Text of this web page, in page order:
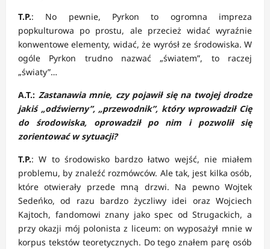
T.P.: No pewnie, Pyrkon to ogromna impreza
popkulturowa po prostu, ale przecież widać wyraźnie
konwentowe elementy, widać, że wyrósł ze środowiska. W
ogóle Pyrkon trudno nazwać „światem”, to raczej
„światy”…
A.T.: Zastanawia mnie, czy pojawił się na twojej drodze
jakiś „odźwierny”, „przewodnik”, który wprowadził Cię
do środowiska, oprowadził po nim i pozwolił się
zorientować w sytuacji?
T.P.: W to środowisko bardzo łatwo wejść, nie miałem
problemu, by znaleźć rozmówców. Ale tak, jest kilka osób,
które otwierały przede mną drzwi. Na pewno Wojtek
Sedeńko, od razu bardzo życzliwy idei oraz Wojciech
Kajtoch, fandomowi znany jako spec od Strugackich, a
przy okazji mój polonista z liceum: on wyposażył mnie w
korpus tekstów teoretycznych. Do tego znałem parę osób